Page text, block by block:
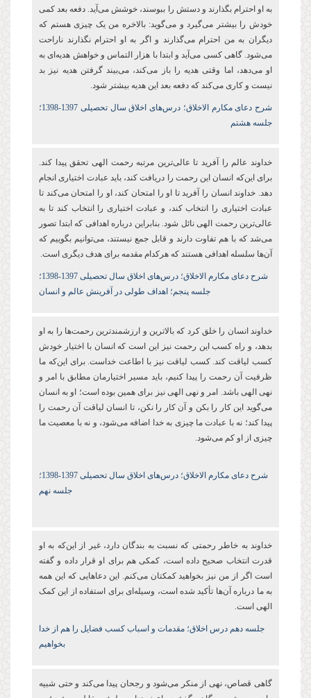
به او احترام بگذارند و دستش را ببوسند، خوشش می‌آید. دفعه بعد کمی
خودش را بیشتر می‌گیرد و می‌گوید: بالاخره من یک چیزی هستم که
دیگران به من احترام می‌گذارند و اگر به او احترام نگذارند ناراحت
می‌شود. گاهی کسی می‌آید و ابتدا با هزار التماس و خواهش هدیه‌ای به
او می‌دهد، اما وقتی هدیه را باز می‌کند، می‌بیند گرفتن هدیه نیز بد
نیست و کاری می‌کند که دفعه بعد این هدیه بیشتر شود.
شرح دعای مکارم الاخلاق؛ درس‌های اخلاق سال تحصیلی 1397-1398؛
جلسه هشتم
خداوند عالم را آفرید تا عالی‌ترین مرتبه رحمت الهی تحقق پیدا کند.
برای این‌که انسان این رحمت را دریافت کند، باید عبادت اختیاری انجام
دهد. خداوند انسان را آفرید تا او را امتحان کند، او را امتحان می‌کند تا
عبادت اختیاری را انتخاب کند، و عبادت اختیاری را انتخاب کند تا به
عالی‌ترین رحمت الهی نائل شود. بنابراین درباره اهدافی که ابتدا تصور
می‌شد که با هم تفاوت دارند و قابل جمع نیستند، می‌توانیم بگوییم که
آن‌ها سلسله اهدافی هستند که هرکدام مقدمه برای هدف دیگری است.
شرح دعای مکارم الاخلاق؛ درس‌های اخلاق سال تحصیلی 1397-1398؛
جلسه پنجم؛ اهداف طولی در آفرینش عالم و انسان
خداوند انسان را خلق کرد که بالاترین و ارزشمندترین رحمت‌ها را به او
بدهد، و راه کسب این رحمت نیز این است که انسان با اختیار خودش
کسب لیاقت کند. کسب لیاقت نیز با اطاعت خداست. برای این‌که ما
ظرفیت آن رحمت را پیدا کنیم، باید مسیر اختیارمان مطابق با امر و
نهی الهی باشد. امر و نهی الهی نیز برای همین بوده است؛ او به انسان
می‌گوید این کار را بکن و آن کار را نکن، تا انسان لیاقت آن رحمت را
پیدا کند؛ نه با عبادت ما چیزی به خدا اضافه می‌شود، و نه با معصیت ما
چیزی از او کم می‌شود.
شرح دعای مکارم الاخلاق؛ درس‌های اخلاق سال تحصیلی 1397-1398؛
جلسه نهم
خداوند به خاطر رحمتی که نسبت به بندگان دارد، غیر از این‌که به او
قدرت انتخاب صحیح داده است، کمکی هم برای او قرار داده و گفته
است اگر از من نیز بخواهید کمکتان می‌کنم. این دعاهایی که این همه
به ما درباره آن‌ها تأکید شده است، وسیله‌ای برای استفاده از این کمک‌
الهی است.
جلسه دهم درس اخلاق؛ مقدمات و اسباب کسب فضایل را هم از خدا
بخواهیم
گاهی قصاص، نهی از منکر می‌شود و رجحان پیدا می‌کند و حتی شبیه